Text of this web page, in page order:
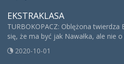
EKSTRAKLASA
TURBOKOPACZ: Oblężona twierdza
się, że ma być jak Nawałka, ale nie
2020-10-01